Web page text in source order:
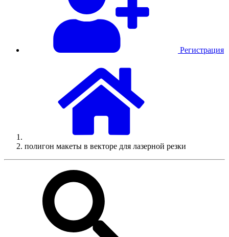
Регистрация
полигон макеты в векторе для лазерной резки